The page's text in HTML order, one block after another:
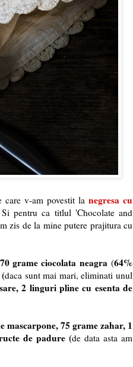
care v-am povestit la negresa cu
pentru ca titlul 'Chocolate and
zis de la mine putere prajitura cu
grame ciocolata neagra (64%
daca sunt mai mari, eliminati unul
2 linguri pline cu esenta de
mascarpone, 75 grame zahar, 1
de padure (de data asta am